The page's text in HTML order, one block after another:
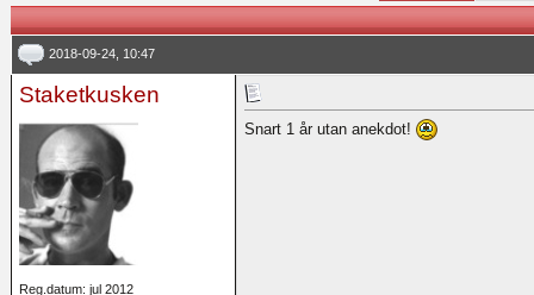
2018-09-24, 10:47
Staketkusken
Reg.datum: jul 2012
Snart 1 år utan anekdot!